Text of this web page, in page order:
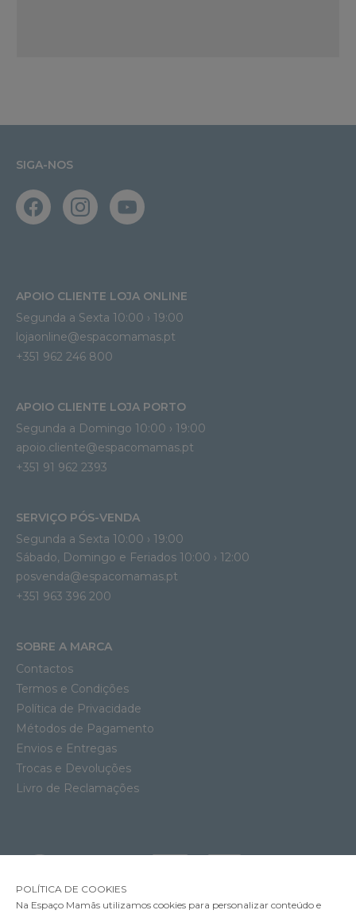
SIGA-NOS
APOIO CLIENTE LOJA ONLINE
Segunda a Sexta 10:00 › 19:00
lojaonline@espacomamas.pt
+351 962 246 800
APOIO CLIENTE LOJA PORTO
Segunda a Domingo 10:00 › 19:00
apoio.cliente@espacomamas.pt
+351 91 962 2393
SERVIÇO PÓS-VENDA
Segunda a Sexta 10:00 › 19:00
Sábado, Domingo e Feriados 10:00 › 12:00
posvenda@espacomamas.pt
+351 963 396 200
SOBRE A MARCA
Contactos
Termos e Condições
Política de Privacidade
Métodos de Pagamento
Envios e Entregas
Trocas e Devoluções
Livro de Reclamações
POLÍTICA DE COOKIES
Na Espaço Mamãs utilizamos cookies para personalizar conteúdo e